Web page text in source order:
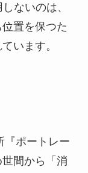
ないのは、
置を保つた
います。
『ポートレー
間から「消